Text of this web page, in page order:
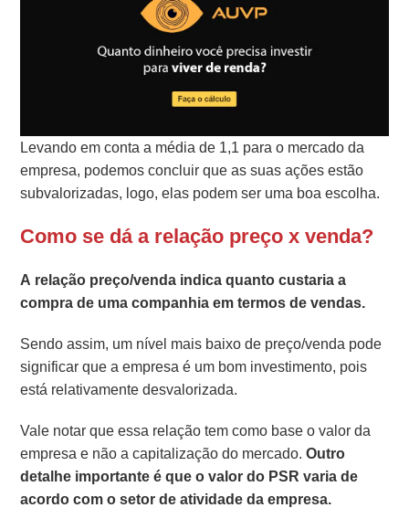
Levando em conta a média de 1,1 para o mercado da
empresa, podemos concluir que as suas ações estão
subvalorizadas, logo, elas podem ser uma boa escolha.
Como se dá a relação preço x venda?
A relação preço/venda indica quanto custaria a
compra de uma companhia em termos de vendas.
Sendo assim, um nível mais baixo de preço/venda pode
significar que a empresa é um bom investimento, pois
está relativamente desvalorizada.
Vale notar que essa relação tem como base o valor da
empresa e não a capitalização do mercado.Outro
detalhe importante é que o valor do PSR varia de
acordo com o setor de atividade da empresa.